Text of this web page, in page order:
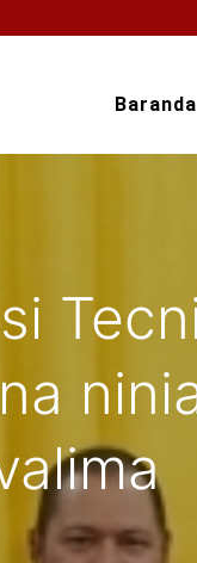
Baranda